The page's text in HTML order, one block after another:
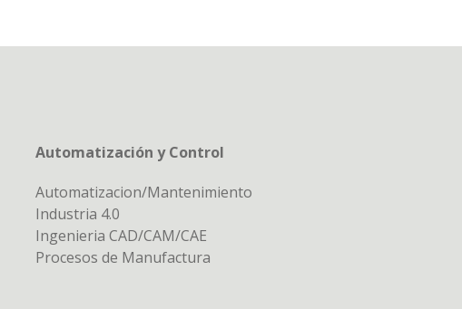
Automatización y Control
Automatizacion/Mantenimiento
Industria 4.0
Ingenieria CAD/CAM/CAE
Procesos de Manufactura